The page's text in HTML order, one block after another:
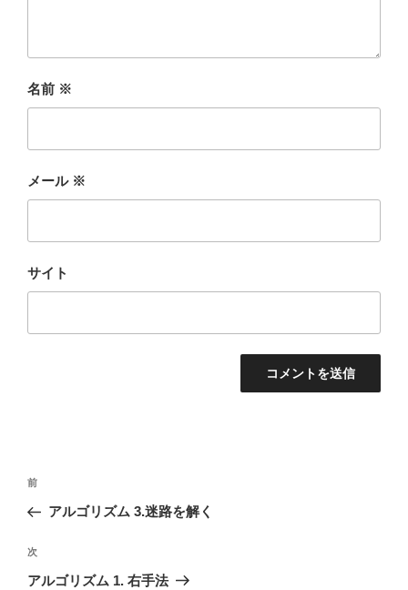
名前 ※
メール ※
サイト
投
ナ
ビ
ゲ
前
の
稿
前
アルゴリズム 3.迷路を解く
次
の
次
アルゴリズム 1. 右手法